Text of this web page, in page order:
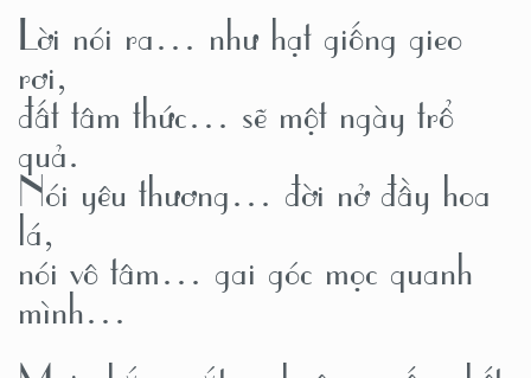
Lời nói ra… như hạt giống gieo
rơi,
đất tâm thức… sẽ một ngày trổ
quả.
Nói yêu thương… đời nở đầy hoa
lá,
nói vô tâm… gai góc mọc quanh
mình…